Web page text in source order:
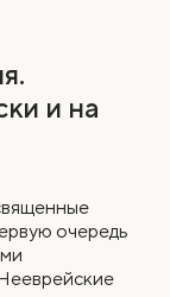
и на
очередь